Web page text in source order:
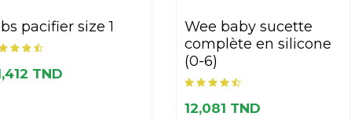
pacifier size 1
TND
wee baby sucette
complète en silicone
(0-6)
12,081 TND